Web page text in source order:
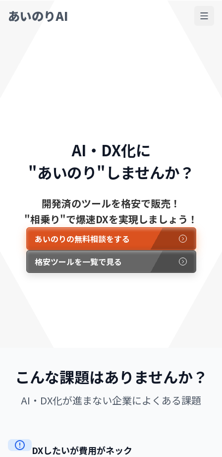
あいのりAI
AI・DX化に
"あいのり"しませんか？
開発済のツールを格安で販売！
"相乗り"で爆速DXを実現しましょう！
あいのりの無料相談をする
格安ツールを一覧で見る
こんな課題はありませんか？
AI・DX化が進まない企業によくある課題
DXしたいが費用がネック